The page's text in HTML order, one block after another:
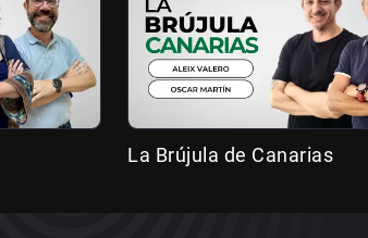
La Brújula de Canarias